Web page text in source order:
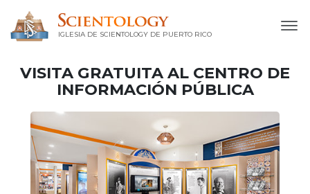
IGLESIA DE SCIENTOLOGY DE PUERTO RICO
VISITA GRATUITA AL CENTRO DE
INFORMACIÓN PÚBLICA